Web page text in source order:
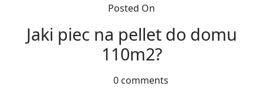
Posted On
Jaki piec na pellet do domu
110m2?
0 comments